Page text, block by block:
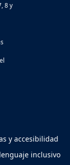
8 y
y accesibilidad
inclusivo